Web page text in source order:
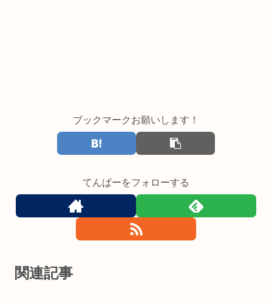
ブックマークお願いします！
てんぱーをフォローする
関連記事